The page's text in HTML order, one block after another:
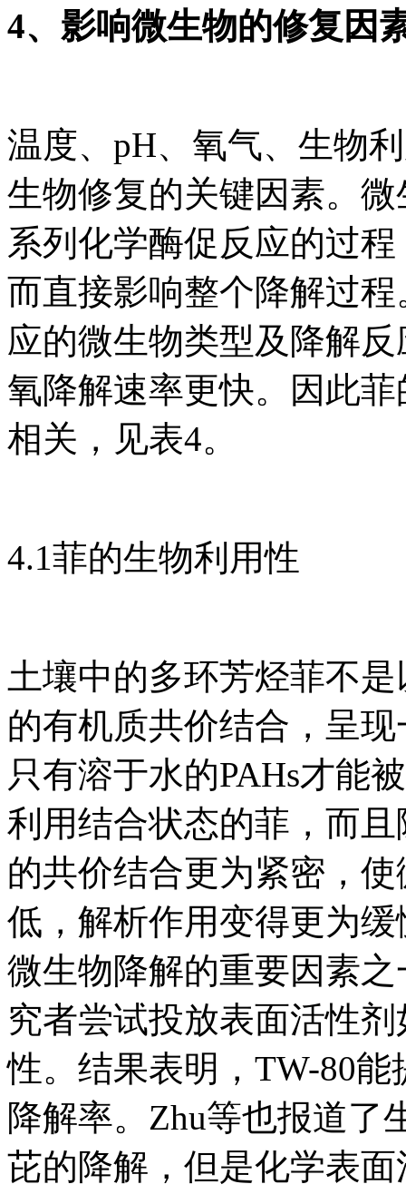
4、影响微生物的修复因
温度、pH、氧气、生物
生物修复的关键因素。
系列化学酶促反应的过
而直接影响整个降解过
应的微生物类型及降解
氧降解速率更快。因此
相关，见表4。
4.1菲的生物利用性
土壤中的多环芳烃菲不
的有机质共价结合，呈
只有溶于水的PAHs才能
利用结合状态的菲，而
的共价结合更为紧密，
低，解析作用变得更为
微生物降解的重要因素
究者尝试投放表面活性
性。结果表明，TW-80
降解率。Zhu等也报道了
芘的降解，但是化学表